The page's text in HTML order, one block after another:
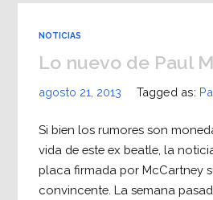
NOTICIAS
Lo nuevo de Paul
agosto 21, 2013 Tagged as:
Si bien los rumores son
vida de este ex beatle, la
placa firmada por McCartney
convincente. La semana